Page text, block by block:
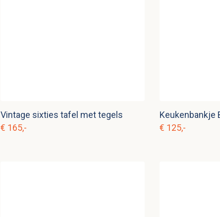
Vintage sixties tafel met tegels
€ 165,-
€ 125,-